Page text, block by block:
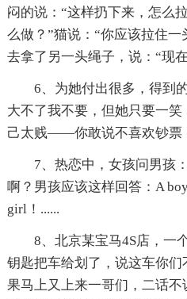
闷的说：“这样扔下来，怎么
么做？”猫说：“你应该拉住
去拿了另一头绳子，说：“现
6、为她付出很多，得到
大不了我不要，但她只要一
己太贱——你敢说不喜欢钞票
7、热恋中，女孩问男孩
啊？男孩应该这样回答：A
girl！......
8、北京某宝马4S店，一
钥匙把车给划了，说这车你
果马上又上来一哥们，二话